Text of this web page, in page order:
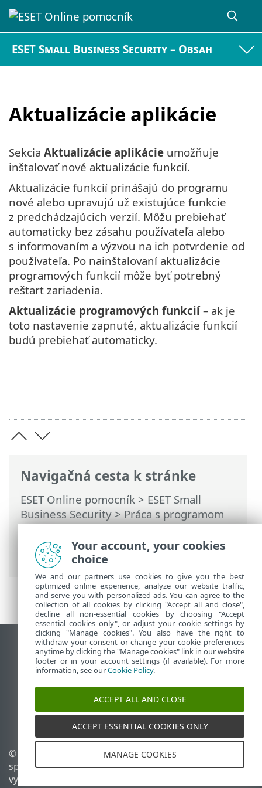
ESET Small Business Security – Obsah
Aktualizácie aplikácie
Navigačná cesta k stránke
ESET Online pomocník > ESET Small
Business Security>Práca s programom
ESET Small Business Security>Rozšírené
nastavenia>Aktualizácie > Aktualizácie
aplikácie
Sekcia Aktualizácie aplikácie umožňuje
inštalovať nové aktualizácie funkcií.
Aktualizácie funkcií prinášajú do programu
nové alebo upravujú už existujúce funkcie
z predchádzajúcich verzií. Môžu prebiehať
automaticky bez zásahu používateľa alebo
s informovaním a výzvou na ich potvrdenie od
používateľa. Po nainštalovaní aktualizácie
programových funkcií môže byť potrebný
reštart zariadenia.
Aktualizácie programových funkcií– ak je
toto nastavenie zapnuté, aktualizácie funkcií
budú prebiehať automaticky.
Zobraziť stránku ako na počítači
End of Life
Databáza znalostí ESET
ESET Fórum
ESET Status Portal
Technická podpora
© 1992 - 2026 ESET,
spol. s r. o. Všetky práva
vyhradené.
Spravovať súbory cookie
Zásady používania súborov
Your account, your cookies
choice
We and our partners use cookies to give you the best
optimized online experience, analyze our website traffic,
and serve you with personalized ads. You can agree to the
collection of all cookies by clicking "Accept all and close",
decline all non-essential cookies by choosing "Accept
essential cookies only", or adjust your cookie settings by
clicking "Manage cookies". You also have the right to
withdraw your consent or change your cookie preferences
anytime by clicking the "Manage cookies" link in our website
footer or in your account settings (if available). For more
information, see ourCookie Policy.
ACCEPT ALL AND CLOSE
ACCEPT ESSENTIAL COOKIES ONLY
MANAGE COOKIES